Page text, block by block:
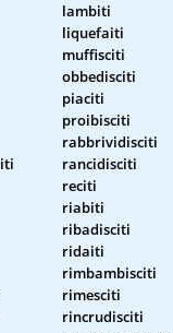
lambiti
liquefaiti
muffisciti
obbedisciti
piaciti
proibisciti
rabbrividisciti
rancidisciti
reciti
riabiti
ribadisciti
ridaiti
rimbambisciti
rimesciti
rincrudisciti